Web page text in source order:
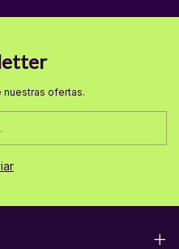
nuestras ofertas.